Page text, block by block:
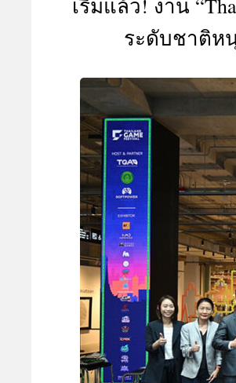
เริ่มแล้ว! งาน
ระดับชาติห